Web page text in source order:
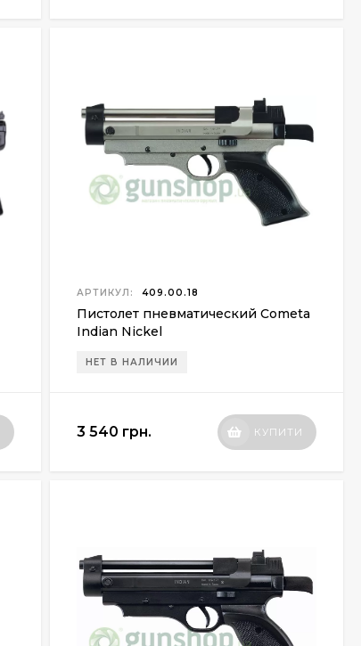
АРТИКУЛ: 409.00.18
Пистолет пневматический Cometa
Indian Nickel
НЕТ В НАЛИЧИИ
3 540 грн. КУПИТИ